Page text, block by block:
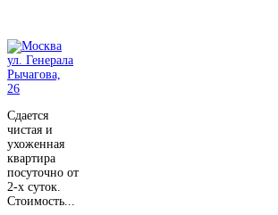
Сдается
чистая и
ухоженная
квартира
посуточно от
2-х суток.
Стоимость...